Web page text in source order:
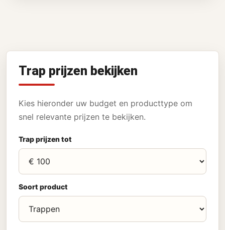
Trap prijzen bekijken
Kies hieronder uw budget en producttype om
snel relevante prijzen te bekijken.
Trap prijzen tot
Soort product